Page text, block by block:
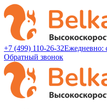
+7 (499) 110-26-32Ежедневно:
Обратный звонок